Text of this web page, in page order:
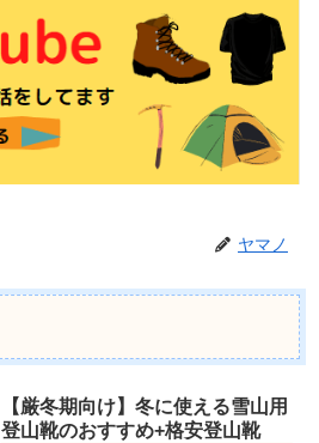
ヤマノ
【厳冬期向け】冬に使える雪山用
登山靴のおすすめ+格安登山靴